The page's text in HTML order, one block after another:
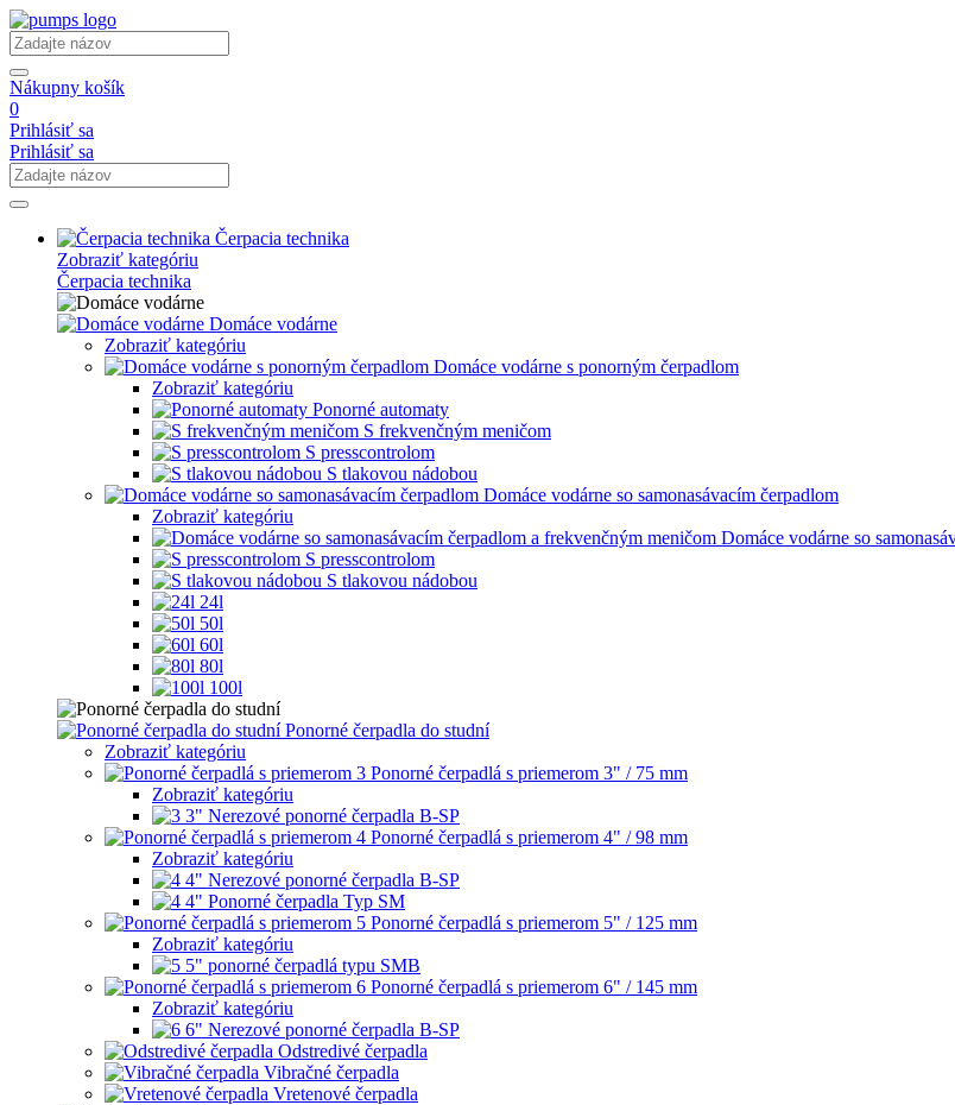
Nákupny košík
0
Prihlásiť sa
Prihlásiť sa
Čerpacia technika
Zobraziť kategóriu
Čerpacia technika
Domáce vodárne
Zobraziť kategóriu
Domáce vodárne s ponorným čerpadlom
Zobraziť kategóriu
Ponorné automaty
S frekvenčným meničom
S presscontrolom
S tlakovou nádobou
Domáce vodárne so samonasávacím čerpadlom
Zobraziť kategóriu
Domáce vodárne so
S presscontrolom
S tlakovou nádobou
24l
50l
60l
80l
100l
Ponorné čerpadla do studní
Zobraziť kategóriu
Ponorné čerpadlá s priemerom 3" / 75 mm
Zobraziť kategóriu
3" Nerezové ponorné čerpadla B-SP
Ponorné čerpadlá s priemerom 4" / 98 mm
Zobraziť kategóriu
4" Nerezové ponorné čerpadla B-SP
4" Ponorné čerpadla Typ SM
Ponorné čerpadlá s priemerom 5" / 125 mm
Zobraziť kategóriu
5" ponorné čerpadlá typu SMB
Ponorné čerpadlá s priemerom 6" / 145 mm
Zobraziť kategóriu
6" Nerezové ponorné čerpadla B-SP
Odstredivé čerpadla
Vibračné čerpadla
Vretenové čerpadla